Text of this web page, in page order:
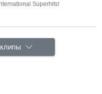
Superhits!